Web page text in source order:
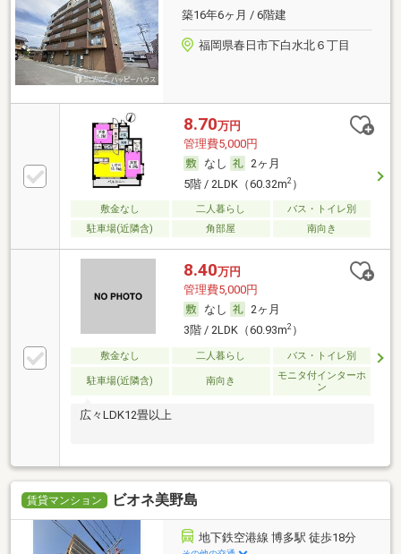
築16年6ヶ月 / 6階建
福岡県春日市下白水北６丁目
8.70万円
管理費5,000円
なし
2ヶ月
5階 / 2LDK（60.32m2）
敷金なし 二人暮らし
バス・トイレ別
駐車場(近隣含)
角部屋 南向き
8.40万円
管理費5,000円
なし
2ヶ月
3階 / 2LDK（60.93m2）
敷金なし 二人暮らし バス・トイレ別
駐車場(近隣含) 南向き
モニタ付インターホ
ン
広々LDK12畳以上
賃貸マンション ビオネ美野島
地下鉄空港線 博多駅 徒歩18分